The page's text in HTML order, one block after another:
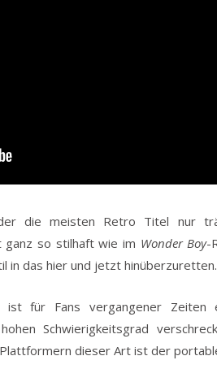
die meisten Retro Titel nur
ganz so stilhaft wie im Wonder Boy-
in das hier und jetzt hinüberzuretten.
für Fans vergangener Zeiten
Schwierigkeitsgrad
dieser Art ist der